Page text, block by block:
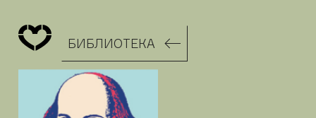
БИБЛИОТЕКА